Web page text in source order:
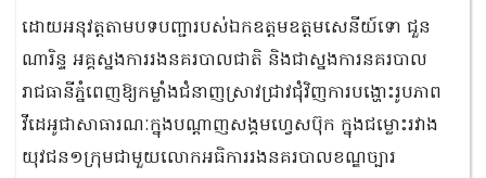
ដោយអនុវត្តតាមបទបញ្ជារបស់ឯកឧត្តមឧត្តមសេនីយ៍ទោ ជួន
ណារិន្ទ អគ្គស្នងការរងនគរបាលជាតិ និងជាស្នងការនគរបាល
រាជធានីភ្នំពេញឱ្យកម្លាំងជំនាញស្រាវជ្រាវជុំវិញការបង្ហោះរូបភាព
វីដេអូជាសាធារណៈក្នុងបណ្តាញសង្គមហ្វេសប៊ុក ក្នុងជម្លោះរវាង
យុវជន១ក្រុមជាមួយលោកអធិការរងនគរបាលខណ្ឌច្បារ